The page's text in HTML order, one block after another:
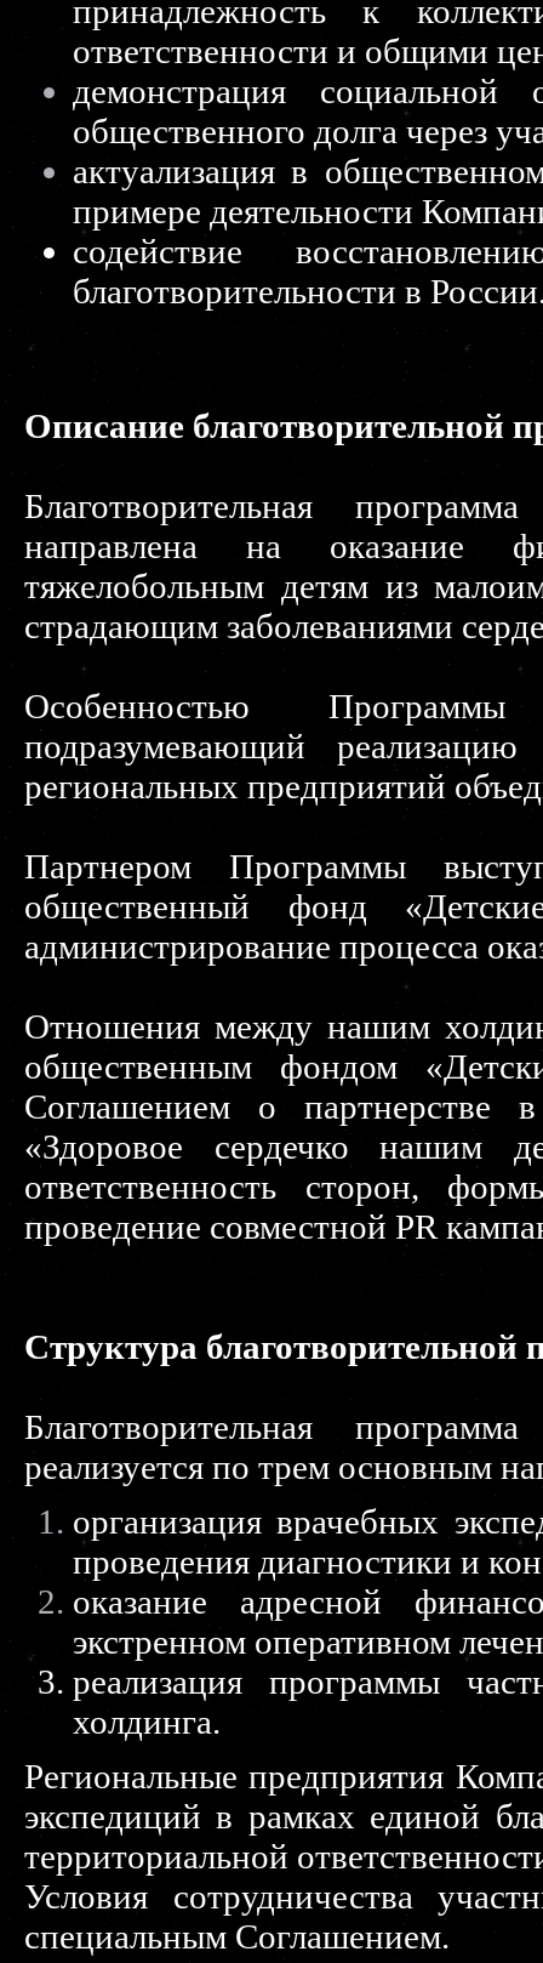
принадлежность к
ответственности и общими
демонстрация социальной
общественного долга через
актуализация в
примере деятельности
содействие
благотворительности в
Описание благотворительной
Благотворительная
направлена на оказание
тяжелобольным детям из
страдающим заболеваниями
Особенностью
подразумевающий
региональных предприятий
Партнером Программы
общественный фонд
администрирование процесса
Отношения между нашим
общественным фондом
Соглашением о партнерстве
«Здоровое сердечко нашим
ответственность сторон,
проведение совместной PR
Структура
Благотворительная
реализуется по трем основным
организация врачебных
проведения диагностики и
оказание адресной
экстренном оперативном
реализация программы
холдинга.
Региональные предприятия
экспедиций в рамках единой
территориальной
Условия сотрудничества
специальным Соглашением.